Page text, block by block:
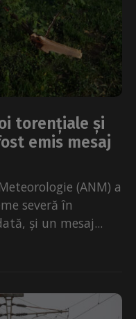
torențiale și
emis mesaj
(ANM) a
severă în
și un mesaj...